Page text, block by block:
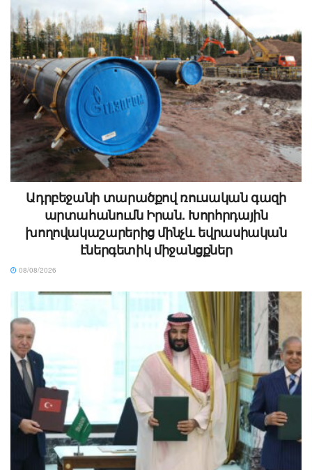
Ադրբեջանի տարածքով ռուսական գազի
արտահանումն Իրան. Խորհրդային
խողովակաշարերից մինչև եվրասիական
էներգետիկ միջանցքներ
08/08/2026